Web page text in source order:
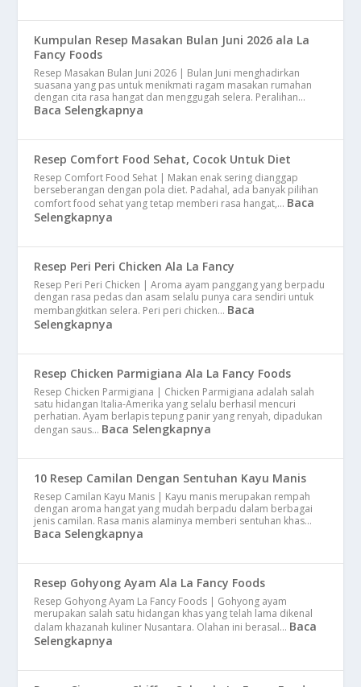
Kumpulan Resep Masakan Bulan Juni 2026 ala La
Fancy Foods
Resep Masakan Bulan Juni 2026 | Bulan Juni menghadirkan
suasana yang pas untuk menikmati ragam masakan rumahan
dengan cita rasa hangat dan menggugah selera. Peralihan…
Baca Selengkapnya
Resep Comfort Food Sehat, Cocok Untuk Diet
Resep Comfort Food Sehat | Makan enak sering dianggap
berseberangan dengan pola diet. Padahal, ada banyak pilihan
comfort food sehat yang tetap memberi rasa hangat,… Baca
Selengkapnya
Resep Peri Peri Chicken Ala La Fancy
Resep Peri Peri Chicken | Aroma ayam panggang yang berpadu
dengan rasa pedas dan asam selalu punya cara sendiri untuk
membangkitkan selera. Peri peri chicken… Baca
Selengkapnya
Resep Chicken Parmigiana Ala La Fancy Foods
Resep Chicken Parmigiana | Chicken Parmigiana adalah salah
satu hidangan Italia-Amerika yang selalu berhasil mencuri
perhatian. Ayam berlapis tepung panir yang renyah, dipadukan
dengan saus… Baca Selengkapnya
10 Resep Camilan Dengan Sentuhan Kayu Manis
Resep Camilan Kayu Manis | Kayu manis merupakan rempah
dengan aroma hangat yang mudah berpadu dalam berbagai
jenis camilan. Rasa manis alaminya memberi sentuhan khas…
Baca Selengkapnya
Resep Gohyong Ayam Ala La Fancy Foods
Resep Gohyong Ayam La Fancy Foods | Gohyong ayam
merupakan salah satu hidangan khas yang telah lama dikenal
dalam khazanah kuliner Nusantara. Olahan ini berasal… Baca
Selengkapnya